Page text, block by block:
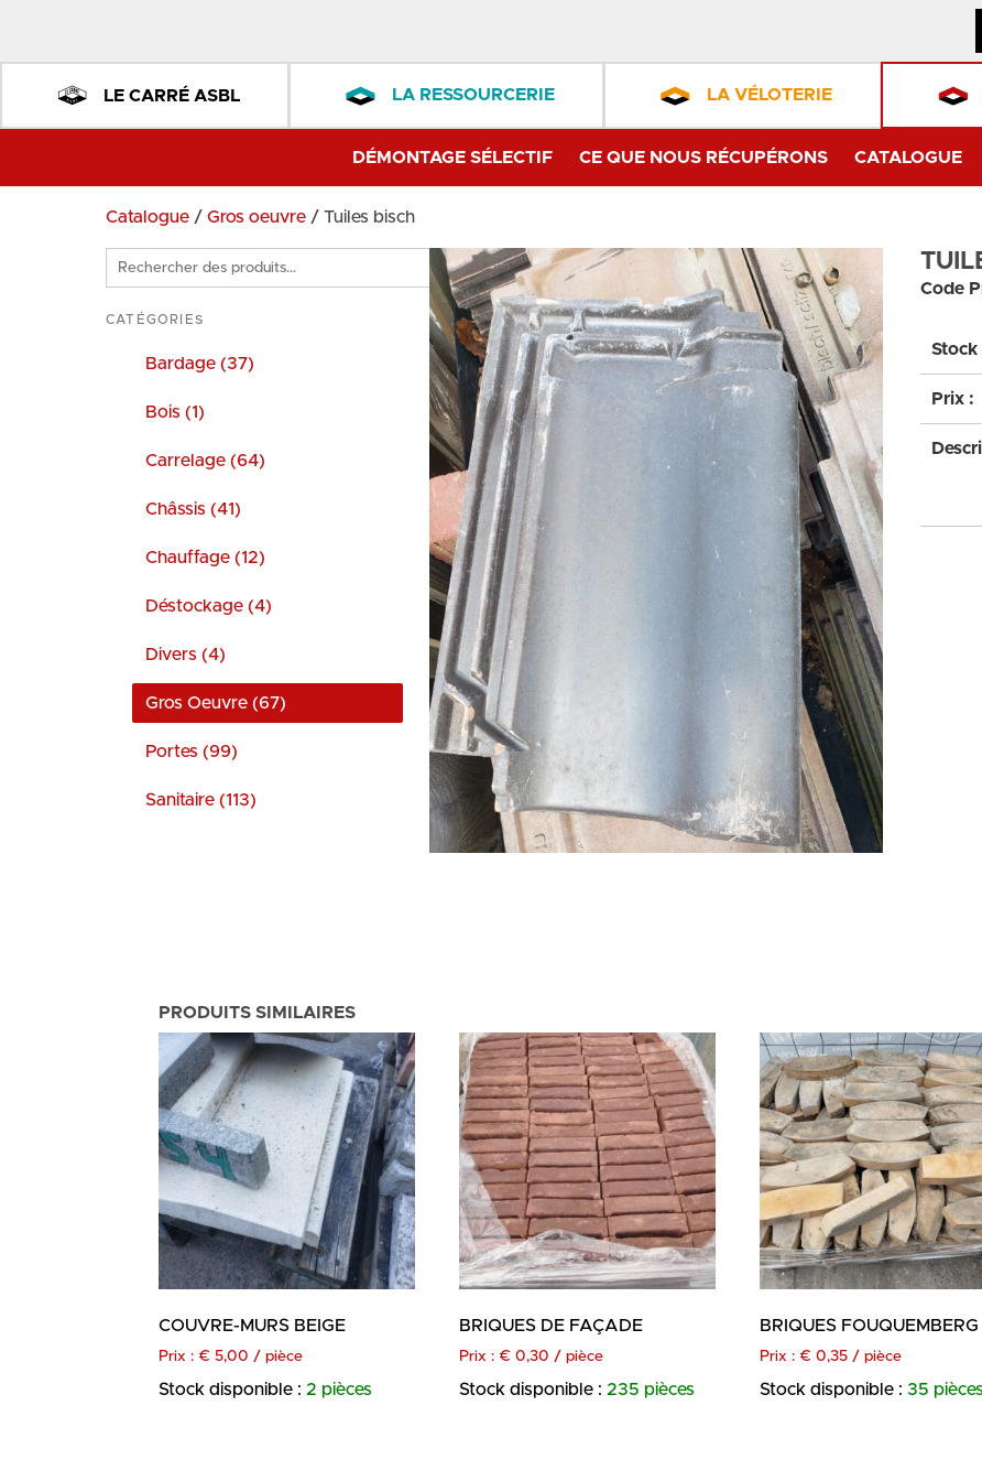
LE CARRÉ ASBL LA RESSOURCERIE LA VÉLOTERIE
DÉMONTAGE SÉLECTIF CE QUE NOUS RÉCUPÉRONS CATALOGUE
Catalogue / Gros oeuvre / Tuiles bisch
Rechercher
des
produits
CATÉGORIES
Bardage (37)
Bois (1)
Carrelage (64)
Châssis (41)
Chauffage (12)
Déstockage (4)
Divers (4)
Gros Oeuvre (67)
Portes (99)
Sanitaire (113)
Code
Stock
Prix :
PRODUITS SIMILAIRES
COUVRE-MURS BEIGE
Prix : € 5,00 / pièce
Stock disponible : 2 pièces
BRIQUES DE FAÇADE
Prix : € 0,30 / pièce
Stock disponible : 235 pièces
BRIQUES FOUQUEMBERG
Prix : € 0,35/ pièce
Stock disponible : 35 pièces